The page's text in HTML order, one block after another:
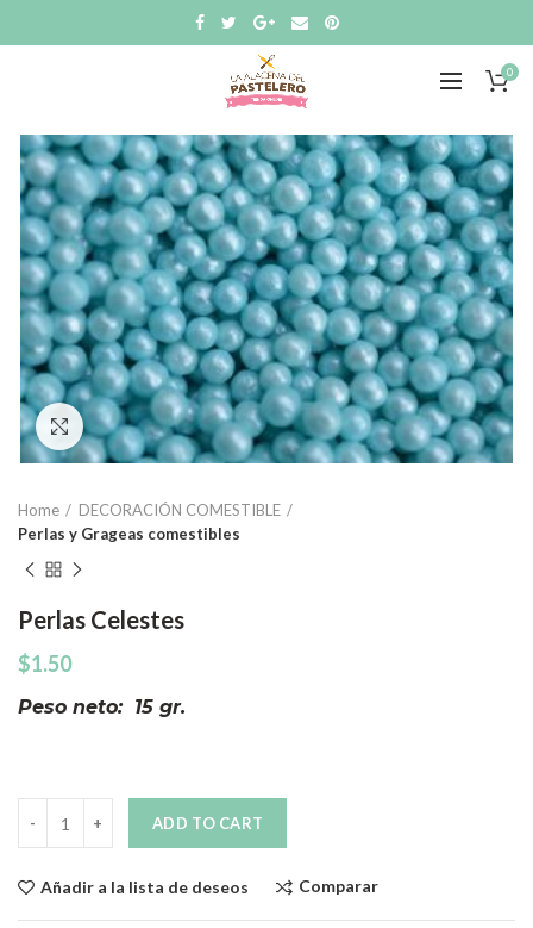
0
Click to enlarge
Home
DECORACIÓN COMESTIBLE
Perlas y Grageas comestibles
Perlas Celestes
$1.50
Peso neto: 15 gr.
ADD TO CART
Añadir a la lista de deseos Comparar